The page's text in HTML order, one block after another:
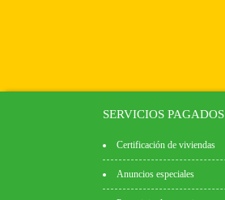
SERVICIOS PAGADOS
Certificación de viviendas
Anuncios especiales